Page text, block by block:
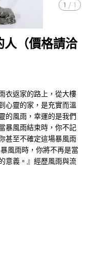
1 / 1
人（價格請洽
衣返家的路上，從大樓
心靈的家，是充實而溫
的風雨，幸運的是我們
暴風雨結束時，你不記
甚至不確定這場暴風雨
風雨時，你將不再是當
意義。』經歷風雨與流